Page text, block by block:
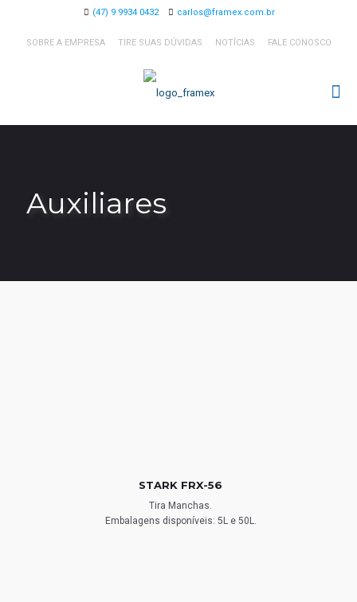
(47) 9 9934 0432 carlos@framex.com.br
SOBRE A EMPRESA TIRE SUAS DÚVIDAS NOTÍCIAS FALE CONOSCO
Auxiliares
STARK FRX-56
Tira Manchas.
Embalagens disponíveis: 5L e 50L.